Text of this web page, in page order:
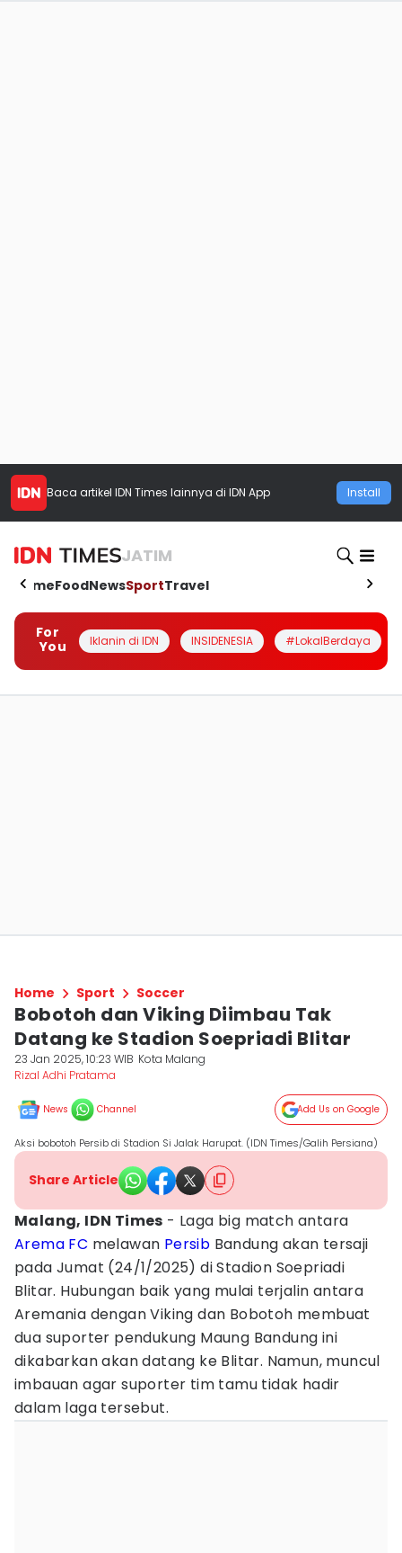
Baca artikel IDN Times lainnya di IDN App Install
JATIM
HomeFoodNewsSportTravel
For
You
Iklanin di IDN INSIDENESIA #LokalBerdaya
Home Sport Soccer
Bobotoh dan Viking Diimbau Tak
Datang ke Stadion Soepriadi Blitar
23 Jan 2025, 10:23 WIB Kota Malang
Rizal Adhi Pratama
News Channel Add Us on Google
Aksi bobotoh Persib di Stadion Si Jalak Harupat. (IDN Times/Galih Persiana)
Share Article
Malang, IDN Times - Laga big match antara
Arema FC melawan Persib Bandung akan tersaji
pada Jumat (24/1/2025) di Stadion Soepriadi
Blitar. Hubungan baik yang mulai terjalin antara
Aremania dengan Viking dan Bobotoh membuat
dua suporter pendukung Maung Bandung ini
dikabarkan akan datang ke Blitar. Namun, muncul
imbauan agar suporter tim tamu tidak hadir
dalam laga tersebut.